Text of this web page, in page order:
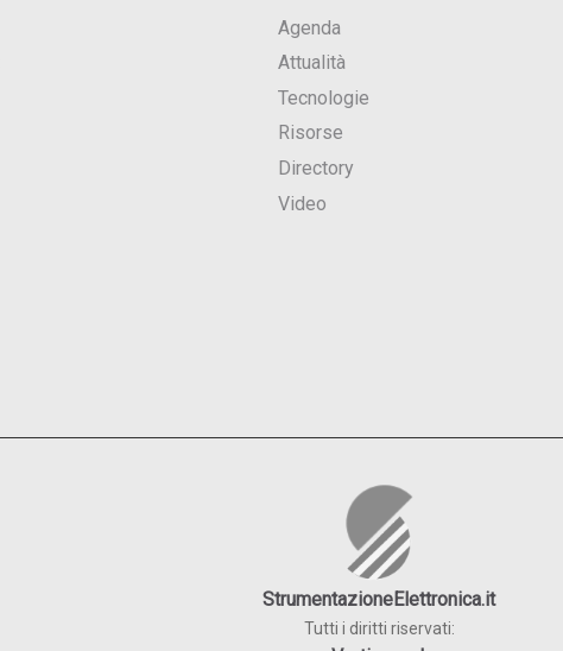
Agenda
Attualità
Tecnologie
Risorse
Directory
Video
StrumentazioneElettronica.it
Tutti i diritti riservati: